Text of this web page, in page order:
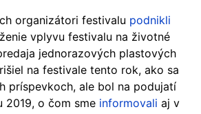
organizátori festivalu podnikli
vplyvu festivalu na životné
jednorazových plastových
na festivale tento rok, ako sa
príspevkoch, ale bol na podujatí
2019, o čom sme informovali aj v